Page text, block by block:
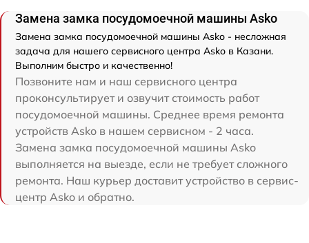
Замена замка посудомоечной машины Asko
Замена замка посудомоечной машины Asko - несложная
задача для нашего сервисного центра Asko в Казани.
Выполним быстро и качественно!
Позвоните нам и наш сервисного центра
проконсультирует и озвучит стоимость работ
посудомоечной машины. Среднее время ремонта
устройств Asko в нашем сервисном - 2 часа.
Замена замка посудомоечной машины Asko
выполняется на выезде, если не требует сложного
ремонта. Наш курьер доставит устройство в сервис-
центр Asko и обратно.